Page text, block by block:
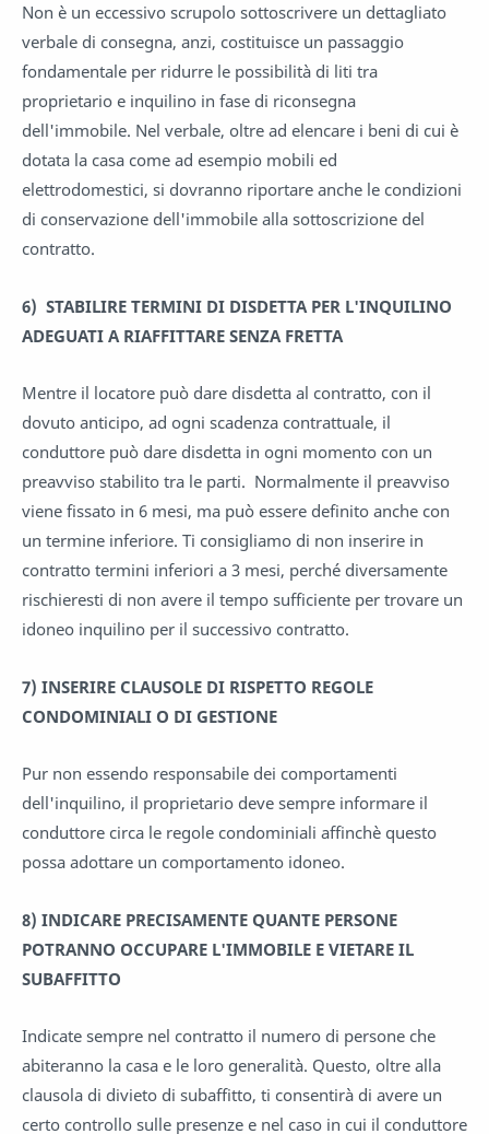
Non è un eccessivo scrupolo sottoscrivere un dettagliato
verbale di consegna, anzi, costituisce un passaggio
fondamentale per ridurre le possibilità di liti tra
proprietario e inquilino in fase di riconsegna
dell'immobile. Nel verbale, oltre ad elencare i beni di cui è
dotata la casa come ad esempio mobili ed
elettrodomestici, si dovranno riportare anche le condizioni
di conservazione dell'immobile alla sottoscrizione del
contratto.
6) STABILIRE TERMINI DI DISDETTA PER L'INQUILINO
ADEGUATI A RIAFFITTARE SENZA FRETTA
Mentre il locatore può dare disdetta al contratto, con il
dovuto anticipo, ad ogni scadenza contrattuale, il
conduttore può dare disdetta in ogni momento con un
preavviso stabilito tra le parti. Normalmente il preavviso
viene fissato in 6 mesi, ma può essere definito anche con
un termine inferiore. Ti consigliamo di non inserire in
contratto termini inferiori a 3 mesi, perché diversamente
rischieresti di non avere il tempo sufficiente per trovare un
idoneo inquilino per il successivo contratto.
7) INSERIRE CLAUSOLE DI RISPETTO REGOLE
CONDOMINIALI O DI GESTIONE
Pur non essendo responsabile dei comportamenti
dell'inquilino, il proprietario deve sempre informare il
conduttore circa le regole condominiali affinchè questo
possa adottare un comportamento idoneo.
8) INDICARE PRECISAMENTE QUANTE PERSONE
POTRANNO OCCUPARE L'IMMOBILE E VIETARE IL
SUBAFFITTO
Indicate sempre nel contratto il numero di persone che
abiteranno la casa e le loro generalità. Questo, oltre alla
clausola di divieto di subaffitto, ti consentirà di avere un
certo controllo sulle presenze e nel caso in cui il conduttore